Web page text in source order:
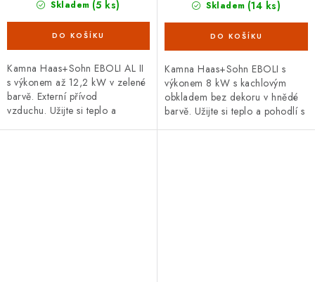
Skladem (5 ks)
Kamna Haas+Sohn EBOLI AL II
s výkonem až 12,2 kW v zelené
barvě. Externí přívod
vzduchu. Užijte si teplo a
Skladem (14 ks)
Kamna Haas+Sohn EBOLI s
výkonem 8 kW s kachlovým
obkladem bez dekoru v hnědé
barvě. Užijte si teplo a pohodlí s